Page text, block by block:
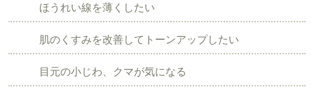
ほうれい線を薄くしたい
肌のくすみを改善してトーンアップしたい
目元の小じわ、クマが気になる